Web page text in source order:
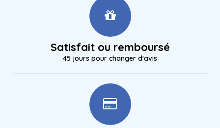
Satisfait ou remboursé
45 jours pour changer d'avis